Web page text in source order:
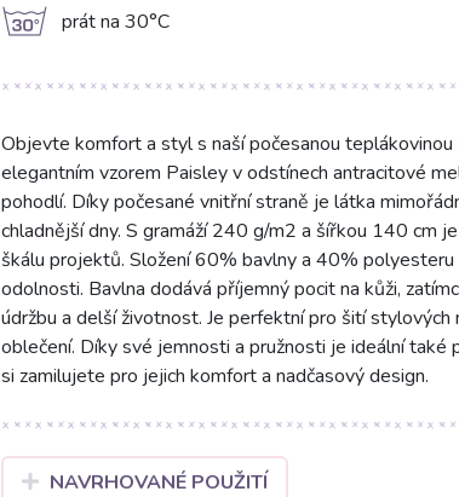
g prát na 30°C
Objevte komfort a styl s naší počesanou
elegantním vzorem Paisley v odstínech antracitové
pohodlí. Díky počesané vnitřní straně je látka
chladnější dny. S gramáží 240 g/m2 a šířkou 140 cm
škálu projektů. Složení 60% bavlny a 40%
odolnosti. Bavlna dodává příjemný pocit na kůži,
údržbu a delší životnost. Je perfektní pro šití
oblečení. Díky své jemnosti a pružnosti je ideální
si zamilujete pro jejich komfort a nadčasový design.
NAVRHOVANÉ POUŽITÍ